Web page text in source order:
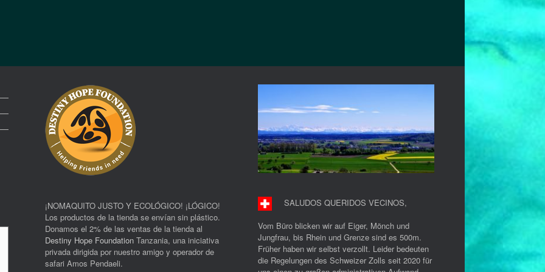
¡NOMAQUITO JUSTO Y ECOLÓGICO! ¡LÓGICO!
Los productos de la tienda se envían sin plástico.
Donamos el 2% de las ventas de la tienda al
Destiny Hope Foundation Tanzania, una iniciativa
privada dirigida por nuestro amigo y operador de
safari Amos Pendaeli.
SALUDOS QUERIDOS VECINOS,
Vom Büro blicken wir auf Eiger, Mönch und
Jungfrau, bis Rhein und Grenze sind es 500m.
Früher haben wir selbst verzollt. Leider bedeuten
die Regelungen des Schweizer Zolls seit 2020 für